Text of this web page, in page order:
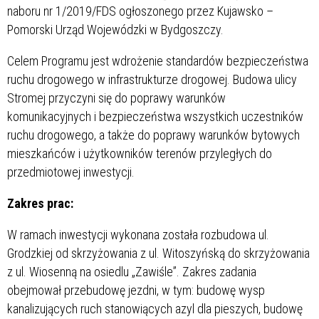
naboru nr 1/2019/FDS ogłoszonego przez Kujawsko –
Pomorski Urząd Wojewódzki w Bydgoszczy.
Celem Programu jest wdrożenie standardów bezpieczeństwa
ruchu drogowego w infrastrukturze drogowej. Budowa ulicy
Stromej przyczyni się do poprawy warunków
komunikacyjnych i bezpieczeństwa wszystkich uczestników
ruchu drogowego, a także do poprawy warunków bytowych
mieszkańców i użytkowników terenów przyległych do
przedmiotowej inwestycji.
Zakres prac:
W ramach inwestycji wykonana została rozbudowa ul.
Grodzkiej od skrzyżowania z ul. Witoszyńską do skrzyżowania
z ul. Wiosenną na osiedlu „Zawiśle”. Zakres zadania
obejmował przebudowę jezdni, w tym: budowę wysp
kanalizujących ruch stanowiących azyl dla pieszych, budowę